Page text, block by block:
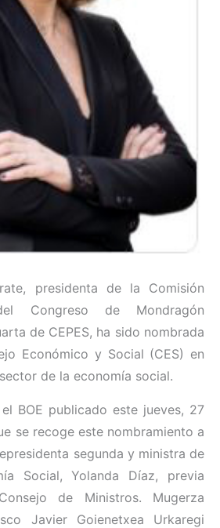
presidenta de la Comisión
Congreso de Mondragón
de CEPES, ha sido nombrada
Económico y Social (CES) en
de la economía social.
BOE publicado este jueves, 27
se recoge este nombramiento a
segunda y ministra de
Social, Yolanda Díaz, previa
de Ministros. Mugerza
Javier Goienetxea Urkaregi